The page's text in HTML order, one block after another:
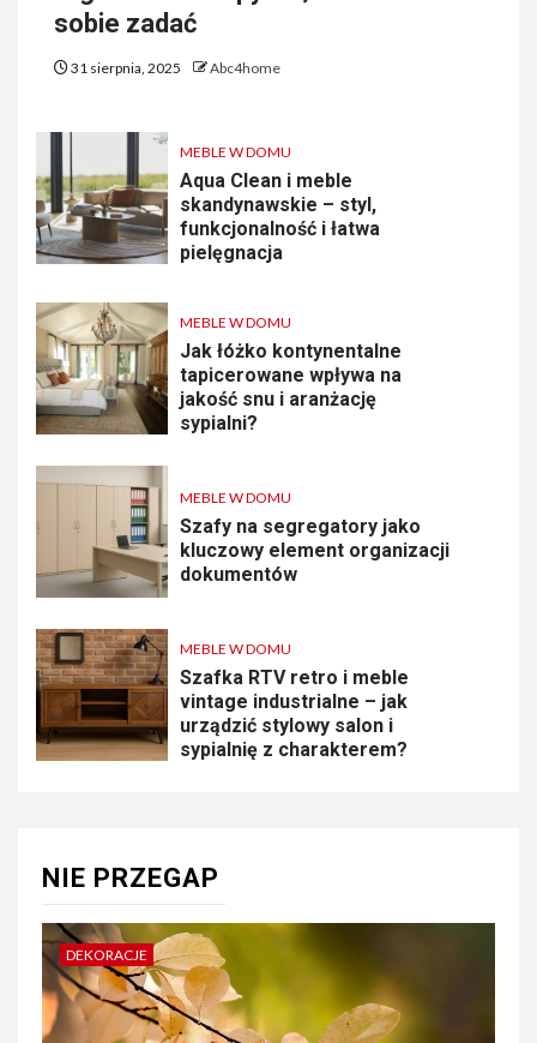
sobie zadać
31 sierpnia, 2025 Abc4home
MEBLE W DOMU
Aqua Clean i meble
skandynawskie – styl,
funkcjonalność i łatwa
pielęgnacja
MEBLE W DOMU
Jak łóżko kontynentalne
tapicerowane wpływa na
jakość snu i aranżację
sypialni?
MEBLE W DOMU
Szafy na segregatory jako
kluczowy element organizacji
dokumentów
MEBLE W DOMU
Szafka RTV retro i meble
vintage industrialne – jak
urządzić stylowy salon i
sypialnię z charakterem?
NIE PRZEGAP
DEKORACJE